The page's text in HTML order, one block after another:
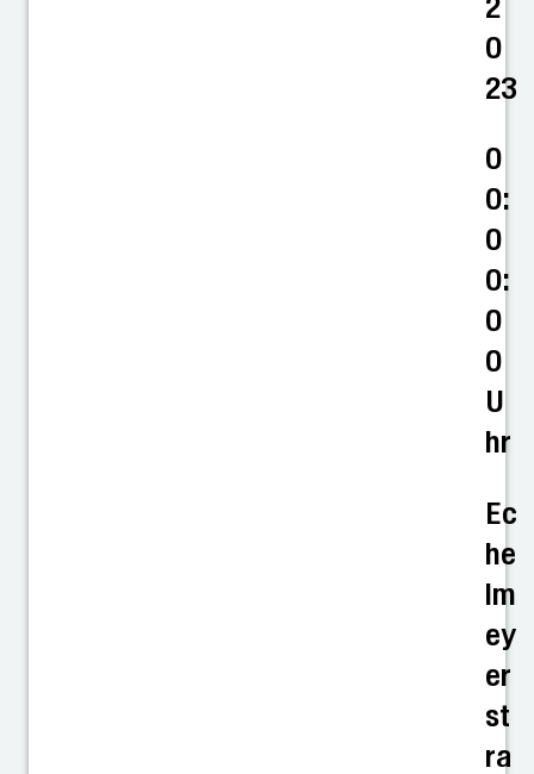
2
0
23
0
0:
0
0:
0
0
U
hr
Ec
he
lm
ey
er
st
ra